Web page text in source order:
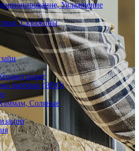
Увлажнение
Скважины
барбекю (BBQ)
Соляные